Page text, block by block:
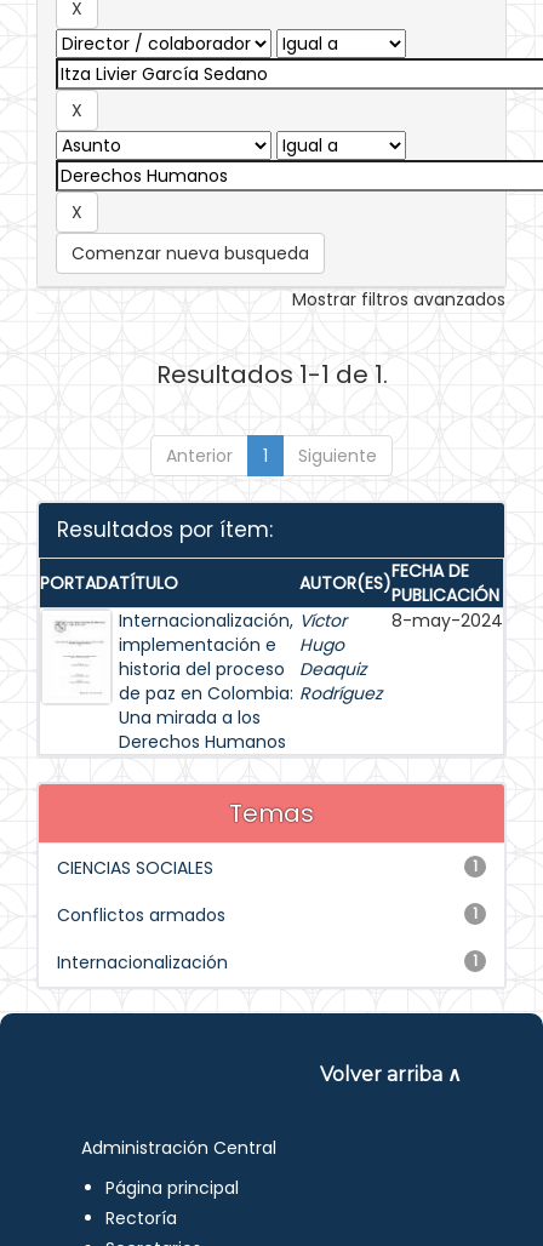
Comenzar nueva busqueda
Mostrar filtros avanzados
Resultados 1-1 de 1.
Anterior 1 Siguiente
Resultados por ítem:
PORTADATÍTULO AUTOR(ES)FECHA DE
PUBLICACIÓN
Internacionalización,
implementación e
historia del proceso
de paz en Colombia:
Una mirada a los
Derechos Humanos
Víctor
Hugo
Deaquiz
Rodríguez
8-may-2024
Temas
1
CIENCIAS SOCIALES
1
Conflictos armados
1
Internacionalización
Volver arriba ∧
Administración Central
Página principal
Rectoría